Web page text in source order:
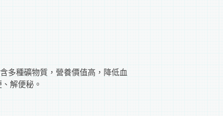
多種礦物質，營養價值高，降低血
解便秘。